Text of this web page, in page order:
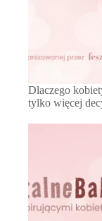
Dlaczego
tylko więcej